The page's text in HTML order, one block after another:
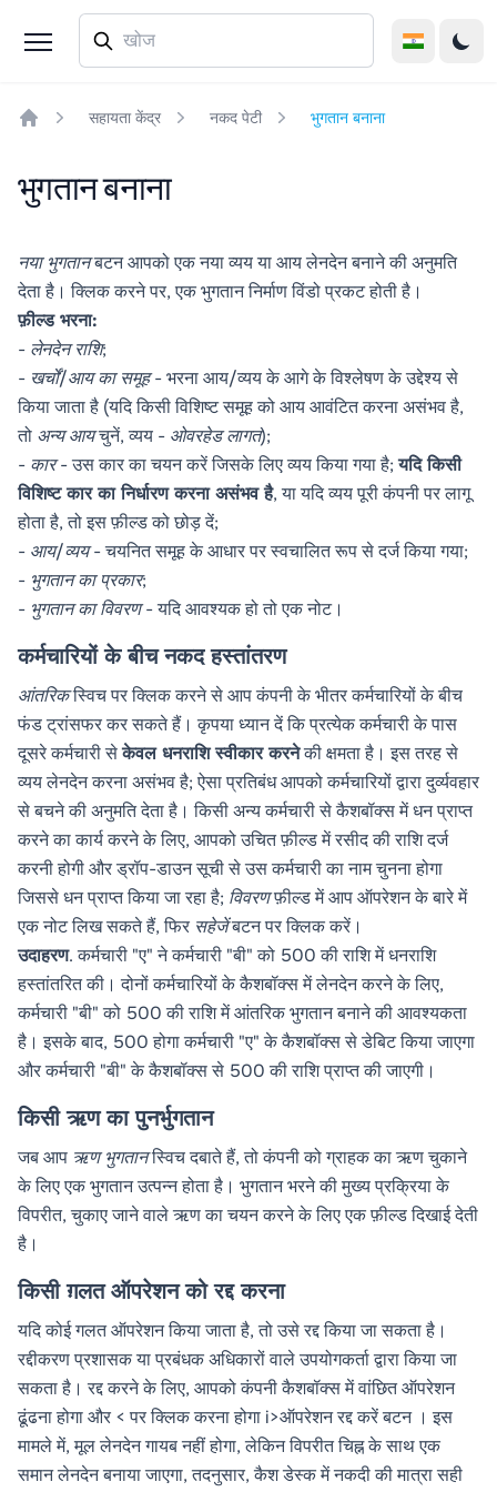
सहायता केंद्र नकद पेटी भुगतान बनाना
भुगतान बनाना
नया भुगतानबटन आपको एक नया व्यय या आय लेनदेन बनाने की अनुमति
देता है। क्लिक करने पर, एक भुगतान निर्माण विंडो प्रकट होती है।
फ़ील्ड भरना:
- लेनदेन राशि;
- खर्चों/आय का समूह- भरना आय/व्यय के आगे के विश्लेषण के उद्देश्य से
किया जाता है (यदि किसी विशिष्ट समूह को आय आवंटित करना असंभव है,
तो अन्य आयचुनें, व्यय - ओवरहेड लागत);
- कार- उस कार का चयन करें जिसके लिए व्यय किया गया है;यदि किसी
विशिष्ट कार का निर्धारण करना असंभव है, या यदि व्यय पूरी कंपनी पर लागू
होता है, तो इस फ़ील्ड को छोड़ दें;
- आय/व्यय- चयनित समूह के आधार पर स्वचालित रूप से दर्ज किया गया;
- भुगतान का प्रकार;
- भुगतान का विवरण- यदि आवश्यक हो तो एक नोट।
कर्मचारियों के बीच नकद हस्तांतरण
आंतरिकस्विच पर क्लिक करने से आप कंपनी के भीतर कर्मचारियों के बीच
फंड ट्रांसफर कर सकते हैं। कृपया ध्यान दें कि प्रत्येक कर्मचारी के पास
दूसरे कर्मचारी सेकेवल धनराशि स्वीकार करनेकी क्षमता है। इस तरह से
व्यय लेनदेन करना असंभव है; ऐसा प्रतिबंध आपको कर्मचारियों द्वारा दुर्व्यवहार
से बचने की अनुमति देता है। किसी अन्य कर्मचारी से कैशबॉक्स में धन प्राप्त
करने का कार्य करने के लिए, आपको उचित फ़ील्ड में रसीद की राशि दर्ज
करनी होगी और ड्रॉप-डाउन सूची से उस कर्मचारी का नाम चुनना होगा
जिससे धन प्राप्त किया जा रहा है; विवरणफ़ील्ड में आप ऑपरेशन के बारे में
एक नोट लिख सकते हैं, फिर सहेजेंबटन पर क्लिक करें।
उदाहरण. कर्मचारी "ए" ने कर्मचारी "बी" को 500 की राशि में धनराशि
हस्तांतरित की। दोनों कर्मचारियों के कैशबॉक्स में लेनदेन करने के लिए,
कर्मचारी "बी" को 500 की राशि में आंतरिक भुगतान बनाने की आवश्यकता
है। इसके बाद, 500 होगा कर्मचारी "ए" के कैशबॉक्स से डेबिट किया जाएगा
और कर्मचारी "बी" के कैशबॉक्स से 500 की राशि प्राप्त की जाएगी।
किसी ऋण का पुनर्भुगतान
जब आप ऋण भुगतानस्विच दबाते हैं, तो कंपनी को ग्राहक का ऋण चुकाने
के लिए एक भुगतान उत्पन्न होता है। भुगतान भरने की मुख्य प्रक्रिया के
विपरीत, चुकाए जाने वाले ऋण का चयन करने के लिए एक फ़ील्ड दिखाई देती
है।
किसी ग़लत ऑपरेशन को रद्द करना
यदि कोई गलत ऑपरेशन किया जाता है, तो उसे रद्द किया जा सकता है।
रद्दीकरण प्रशासक या प्रबंधक अधिकारों वाले उपयोगकर्ता द्वारा किया जा
सकता है। रद्द करने के लिए, आपकोकंपनी कैशबॉक्समें वांछित ऑपरेशन
ढूंढना होगा और < पर क्लिक करना होगा i>ऑपरेशन रद्द करें बटन । इस
मामले में, मूल लेनदेन गायब नहीं होगा, लेकिन विपरीत चिह्न के साथ एक
समान लेनदेन बनाया जाएगा, तदनुसार, कैश डेस्क में नकदी की मात्रा सही